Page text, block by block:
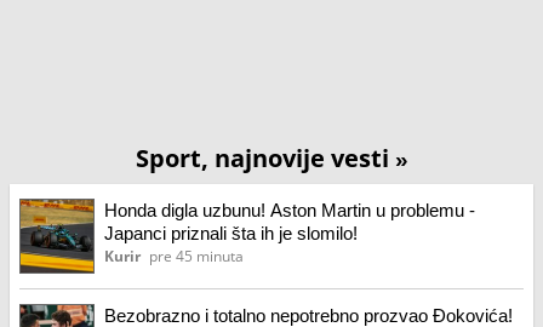
Sport, najnovije vesti »
Honda digla uzbunu! Aston Martin u problemu -
Japanci priznali šta ih je slomilo!
Kurir pre 45 minuta
Bezobrazno i totalno nepotrebno prozvao Đokovića!